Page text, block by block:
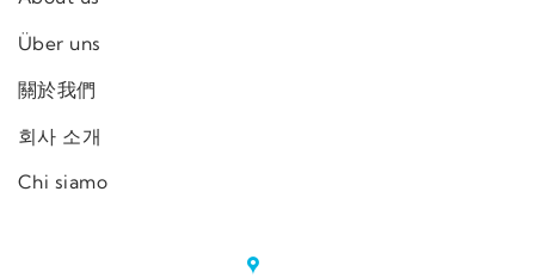
Über uns
關於我們
회사 소개
Chi siamo